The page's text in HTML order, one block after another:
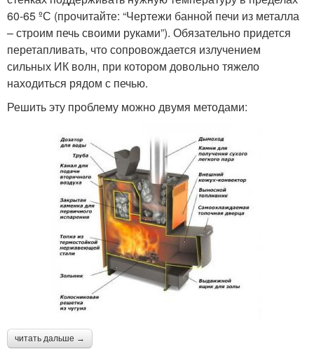
60-65 ºС (прочитайте: “Чертежи банной печи из металла
– строим печь своими руками”). Обязательно придется
перетапливать, что сопровождается излучением
сильных ИК волн, при котором довольно тяжело
находиться рядом с печью.
Решить эту проблему можно двумя методами:
читать дальше →